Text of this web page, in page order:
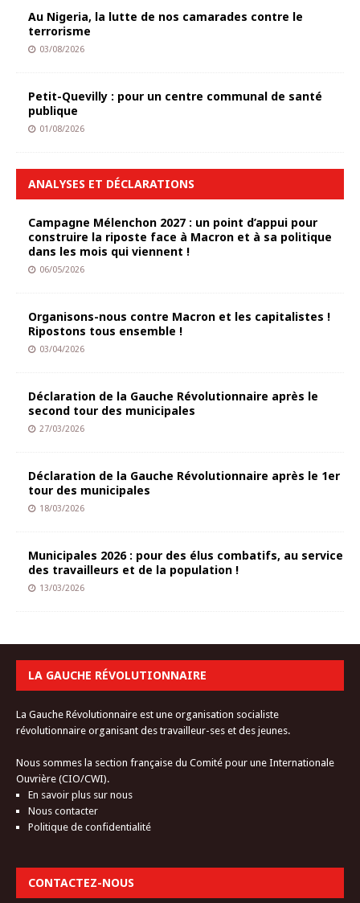
Au Nigeria, la lutte de nos camarades contre le
terrorisme
03/08/2026
Petit-Quevilly : pour un centre communal de santé
publique
01/08/2026
ANALYSES ET DÉCLARATIONS
Campagne Mélenchon 2027 : un point d’appui pour
construire la riposte face à Macron et à sa politique
dans les mois qui viennent !
06/05/2026
Organisons-nous contre Macron et les capitalistes !
Ripostons tous ensemble !
03/04/2026
Déclaration de la Gauche Révolutionnaire après le
second tour des municipales
27/03/2026
Déclaration de la Gauche Révolutionnaire après le 1er
tour des municipales
18/03/2026
Municipales 2026 : pour des élus combatifs, au service
des travailleurs et de la population !
13/03/2026
LA GAUCHE RÉVOLUTIONNAIRE
La Gauche Révolutionnaire est une organisation socialiste
révolutionnaire organisant des travailleur-ses et des jeunes.
Nous sommes la section française du Comité pour une Internationale
Ouvrière (CIO/CWI).
En savoir plus sur nous
Nous contacter
Politique de confidentialité
CONTACTEZ-NOUS